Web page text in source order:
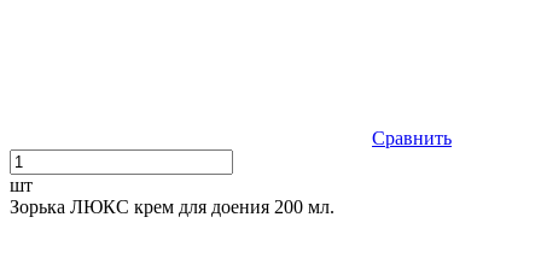
Сравнить
шт
Зорька ЛЮКС крем для доения 200 мл.